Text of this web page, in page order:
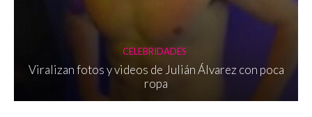
CELEBRIDADES
Viralizan fotos y videos de Julián Álvarez con poca
ropa